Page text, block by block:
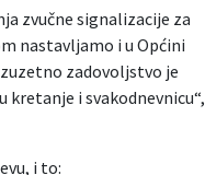
zvučne signalizacije za
nastavljamo i u Općini
zadovoljstvo je
i svakodnevnicu“,
i to: